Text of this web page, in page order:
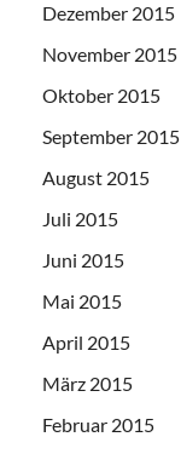
Dezember 2015
November 2015
Oktober 2015
September 2015
August 2015
Juli 2015
Juni 2015
Mai 2015
April 2015
März 2015
Februar 2015